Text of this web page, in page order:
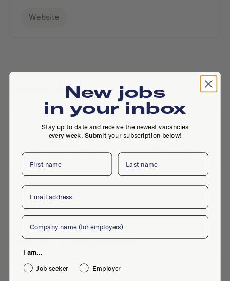
Website
Active jobs
No active jobs right now
Is this your company profile?Place a job
Similar companies
New jobs
in your inbox
Stay up to date and receive the newest vacancies
every week. Submit your subscription below!
First name Last name
Email
Company
I am...
Job seeker
Employer